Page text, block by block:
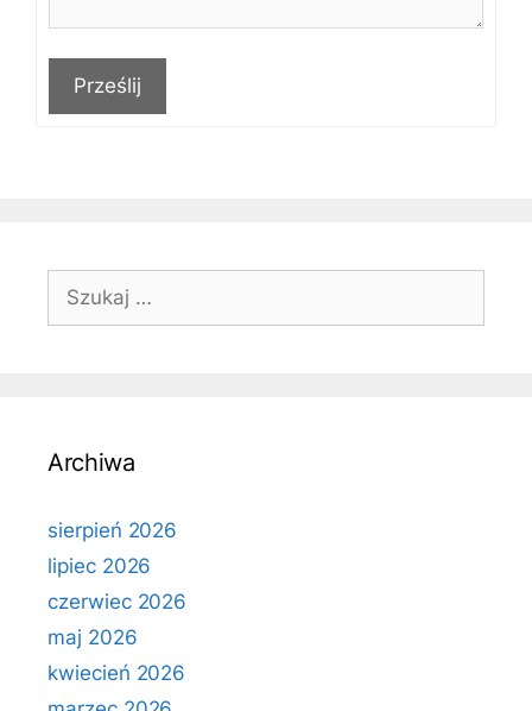
Prześlij
Szukaj:
Archiwa
sierpień 2026
lipiec 2026
czerwiec 2026
maj 2026
kwiecień 2026